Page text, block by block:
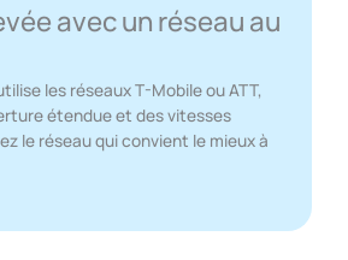
avec un réseau au
les réseaux T-Mobile ou ATT,
étendue et des vitesses
le réseau qui convient le mieux à